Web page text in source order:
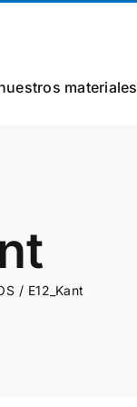
materiales
/ E12_Kant